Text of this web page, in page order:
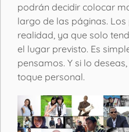
podrán decidir colocar
largo de las páginas.
realidad, ya que solo
el lugar previsto. Es
pensamos. Y si lo
toque personal.